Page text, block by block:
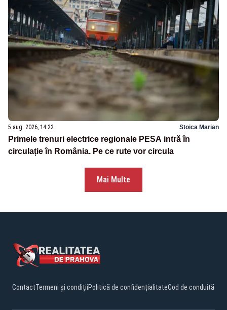
5 aug. 2026, 14:22 Stoica Marian
Primele trenuri electrice regionale PESA intră în
circulație în România. Pe ce rute vor circula
Mai Multe
ContactTermeni și condițiiPolitică de confidențialitateCod de conduită